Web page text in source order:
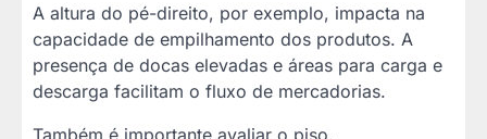
A altura do pé-direito, por exemplo, impacta na
capacidade de empilhamento dos produtos. A
presença de docas elevadas e áreas para carga e
descarga facilitam o fluxo de mercadorias.
Também é importante avaliar o piso,